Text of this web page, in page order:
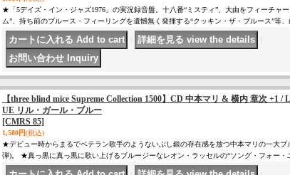
★「5デイズ・イン・ジャズ1976」の実況録音盤。十八番“ミスティ”、大由をフィーチャー
ム”、持ち前のブルース・フィーリングを遺憾無く発揮する“クッキン・ザ・ブルース”等
【three blind mice Supreme Collection 1500】CD 中本マリ & 横内 章次 +1
UE リル・ガール・ブルー
[CMRS 85]
1,580円(税込)
★デビュー時からまるでベテラン歌手のようないぶし銀の存在感を放つ中本マリの一大ブ
弾)。 ★真っ黒に真っ黒に歌い上げるブルージーなレオン・ラッセルの“ソング・フォー・